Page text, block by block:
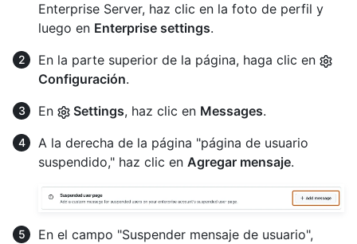
Enterprise Server, haz clic en la foto de perfil y
luego en Enterprise settings.
En la parte superior de la página, haga clic en
Configuración.
En
Settings, haz clic en Messages.
A la derecha de la página "página de usuario
suspendido," haz clic en Agregar mensaje.
En el campo "Suspender mensaje de usuario",